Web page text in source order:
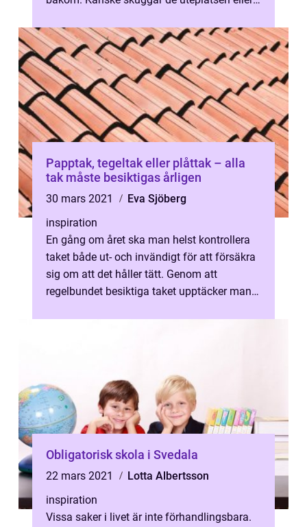
Papptak, tegeltak eller plåttak – alla
tak måste besiktigas årligen
30 mars 2021
Eva Sjöberg
inspiration
En gång om året ska man helst kontrollera
taket både ut- och invändigt för att försäkra
sig om att det håller tätt. Genom att
regelbundet besiktiga taket upptäcker man
Obligatorisk skola i Svedala
22 mars 2021
Lotta Albertsson
inspiration
Vissa saker i livet är inte förhandlingsbara.